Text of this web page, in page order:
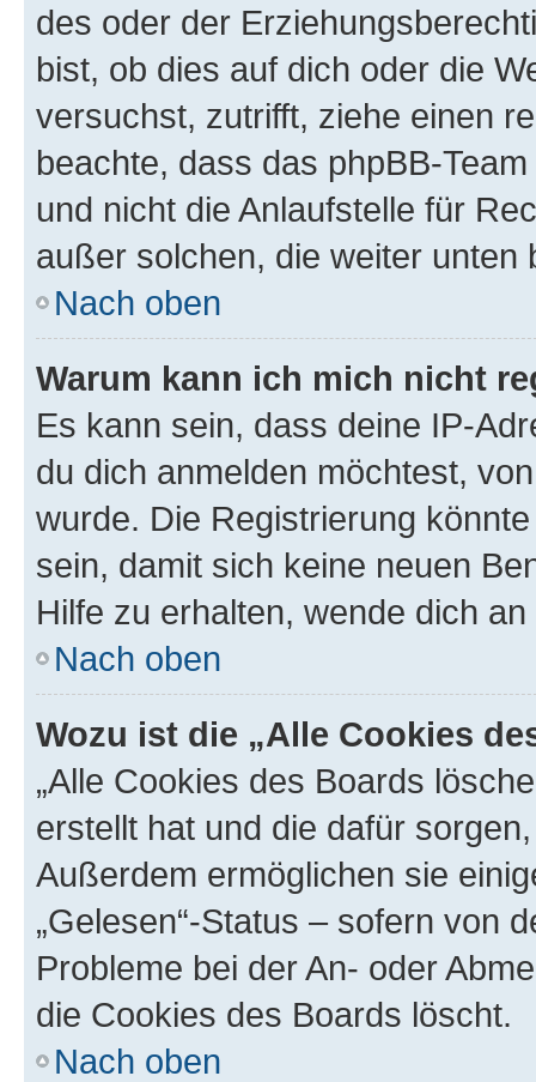
des oder der
bist, ob dies auf dich oder die
versuchst, zutrifft, ziehe einen
beachte, dass das phpBB-
und nicht die Anlaufstelle für
außer solchen, die weiter unten
Nach oben
Warum kann ich mich nicht
Es kann sein, dass deine IP-
du dich anmelden möchtest,
wurde. Die Registrierung
sein, damit sich keine neuen
Hilfe zu erhalten, wende dich
Nach oben
Wozu ist die „Alle Cookies
„Alle Cookies des Boards
erstellt hat und die dafür
Außerdem ermöglichen sie
„Gelesen“-Status – sofern von
Probleme bei der An- oder
die Cookies des Boards löscht.
Nach oben